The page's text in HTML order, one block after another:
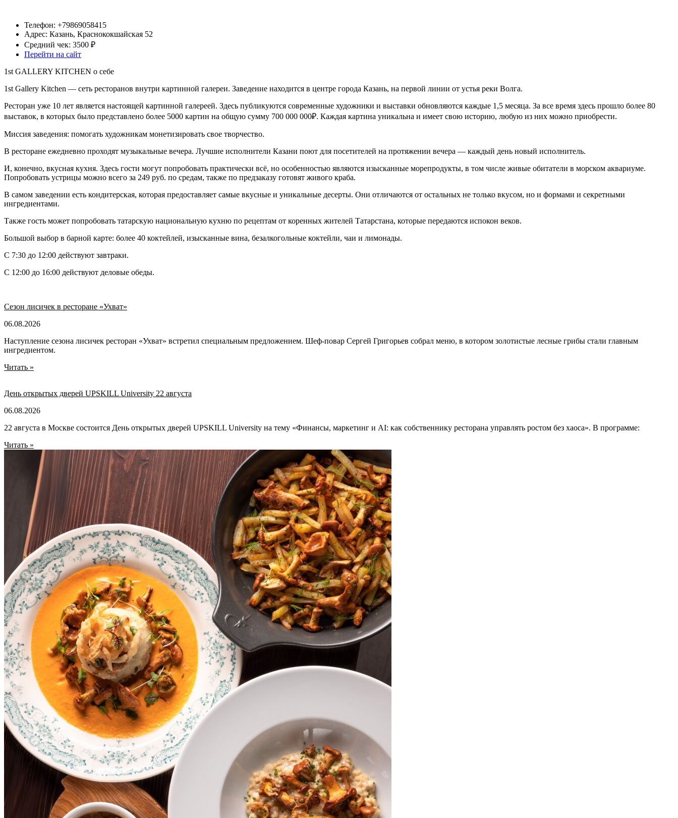
Телефон: +79869058415
Адрес: Казань, Краснококшайская 52
Средний чек: 3500 ₽
Перейти на сайт
1st GALLERY KITCHEN о себе
1st Gallery Kitchen — сеть ресторанов внутри картинной галереи. Заведение находится в центре города Казань, на первой линии от устья реки Волга.
Ресторан уже 10 лет является настоящей картинной галереей. Здесь публикуются современные художники и выставки обновляются каждые 1,5 месяца. За все время здесь прошло более 80
выставок, в которых было представлено более 5000 картин на общую сумму 700 000 000₽. Каждая картина уникальна и имеет свою историю, любую из них можно приобрести.
Миссия заведения: помогать художникам монетизировать свое творчество.
В ресторане ежедневно проходят музыкальные вечера. Лучшие исполнители Казани поют для посетителей на протяжении вечера — каждый день новый исполнитель.
И, конечно, вкусная кухня. Здесь гости могут попробовать практически всё, но особенностью являются изысканные морепродукты, в том числе живые обитатели в морском аквариуме.
Попробовать устрицы можно всего за 249 руб. по средам, также по предзаказу готовят живого краба.
В самом заведении есть кондитерская, которая предоставляет самые вкусные и уникальные десерты. Они отличаются от остальных не только вкусом, но и формами и секретными
ингредиентами.
Также гость может попробовать татарскую национальную кухню по рецептам от коренных жителей Татарстана, которые передаются испокон веков.
Большой выбор в барной карте: более 40 коктейлей, изысканные вина, безалкогольные коктейли, чаи и лимонады.
С 7:30 до 12:00 действуют завтраки.
С 12:00 до 16:00 действуют деловые обеды.
Сезон лисичек в ресторане «Ухват»
06.08.2026
Наступление сезона лисичек ресторан «Ухват» встретил специальным предложением. Шеф-повар Сергей Григорьев собрал меню, в котором золотистые лесные грибы стали главным
ингредиентом.
Читать »
День открытых дверей UPSKILL University 22 августа
06.08.2026
22 августа в Москве состоится День открытых дверей UPSKILL University на тему «Финансы, маркетинг и AI: как собственнику ресторана управлять ростом без хаоса». В программе:
Читать »